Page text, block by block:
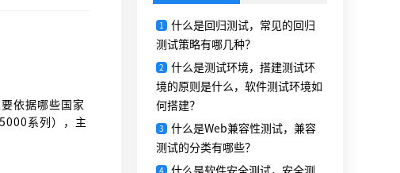
依据哪些国家
系列），主
第10部
1
什么是回归测试，常见的回归
测试策略有哪几种？
2
什么是测试环境，搭建测试环
境的原则是什么，软件测试环境如
何搭建？
3
什么是Web兼容性测试，兼容
测试的分类有哪些？
4 什么是软件安全测试，安全测